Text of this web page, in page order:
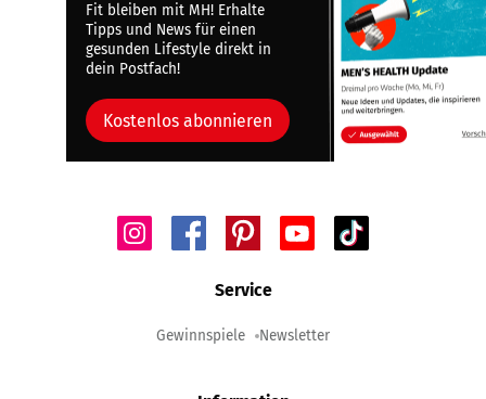
Fit bleiben mit MH! Erhalte
Tipps und News für einen
gesunden Lifestyle direkt in
dein Postfach!
Kostenlos abonnieren
Service
Gewinnspiele Newsletter